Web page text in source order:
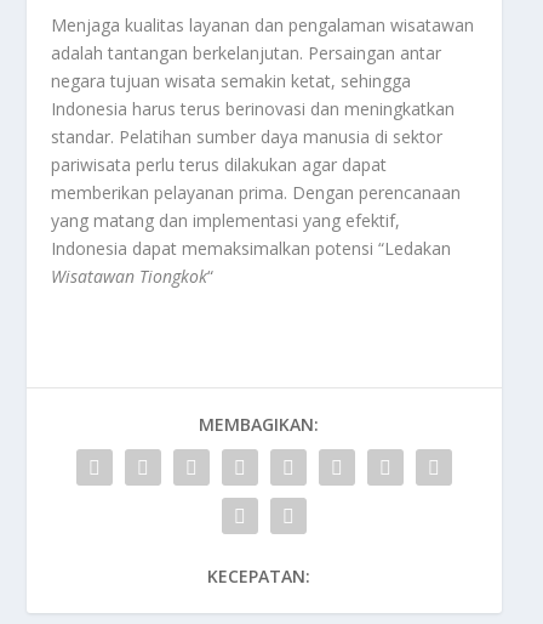
Menjaga kualitas layanan dan pengalaman wisatawan
adalah tantangan berkelanjutan. Persaingan antar
negara tujuan wisata semakin ketat, sehingga
Indonesia harus terus berinovasi dan meningkatkan
standar. Pelatihan sumber daya manusia di sektor
pariwisata perlu terus dilakukan agar dapat
memberikan pelayanan prima. Dengan perencanaan
yang matang dan implementasi yang efektif,
Indonesia dapat memaksimalkan potensi “Ledakan
Wisatawan Tiongkok“
MEMBAGIKAN:
KECEPATAN: